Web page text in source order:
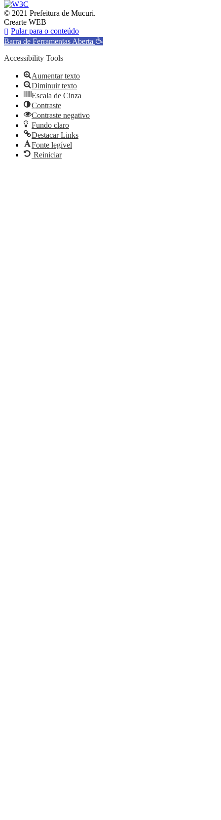
© 2021 Prefeitura de Mucuri.
Crearte WEB
Pular para o conteúdo
Barra de Ferramentas Aberta
Accessibility Tools
Aumentar texto
Diminuir texto
Escala de Cinza
Contraste
Contraste negativo
Fundo claro
Destacar Links
Fonte legível
Reiniciar